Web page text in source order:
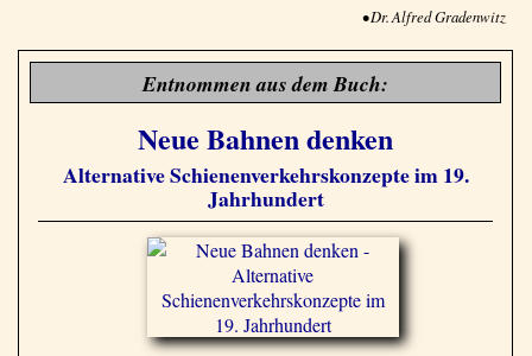
• Dr. Alfred Gradenwitz
Entnommen aus dem Buch:
Neue Bahnen denken
Alternative Schienenverkehrskonzepte im 19.
Jahrhundert